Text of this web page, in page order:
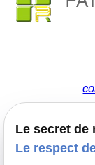
44
Le secret de
Le respect